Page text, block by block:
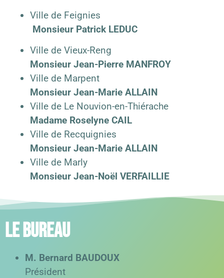
Ville de Feignies
Monsieur Patrick LEDUC
Ville de Vieux-Reng
Monsieur Jean-Pierre MANFROY
Ville de Marpent
Monsieur Jean-Marie ALLAIN
Ville de Le Nouvion-en-Thiérache
Madame Roselyne CAIL
Ville de Recquignies
Monsieur Jean-Marie ALLAIN
Ville de Marly
Monsieur Jean-Noël VERFAILLIE
Le bureau
M. Bernard BAUDOUX
Président